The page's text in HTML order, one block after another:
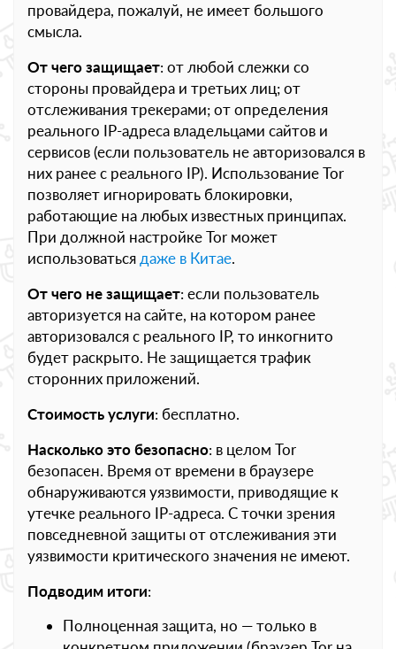
провайдера, пожалуй, не имеет большого
смысла.
От чего защищает: от любой слежки со
стороны провайдера и третьих лиц; от
отслеживания трекерами; от определения
реального IP-адреса владельцами сайтов и
сервисов (если пользователь не авторизовался в
них ранее с реального IP). Использование Tor
позволяет игнорировать блокировки,
работающие на любых известных принципах.
При должной настройке Tor может
использоваться даже в Китае.
От чего не защищает: если пользователь
авторизуется на сайте, на котором ранее
авторизовался с реального IP, то инкогнито
будет раскрыто. Не защищается трафик
сторонних приложений.
Стоимость услуги: бесплатно.
Насколько это безопасно: в целом Tor
безопасен. Время от времени в браузере
обнаруживаются уязвимости, приводящие к
утечке реального IP-адреса. С точки зрения
повседневной защиты от отслеживания эти
уязвимости критического значения не имеют.
Подводим итоги:
Полноценная защита, но — только в